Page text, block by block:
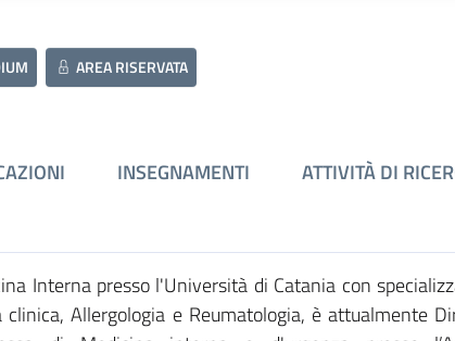
AREA RISERVATA
INSEGNAMENTI
ATTIVITÀ DI
Interna presso l'Università di Catania con
Allergologia e Reumatologia, è attualmente